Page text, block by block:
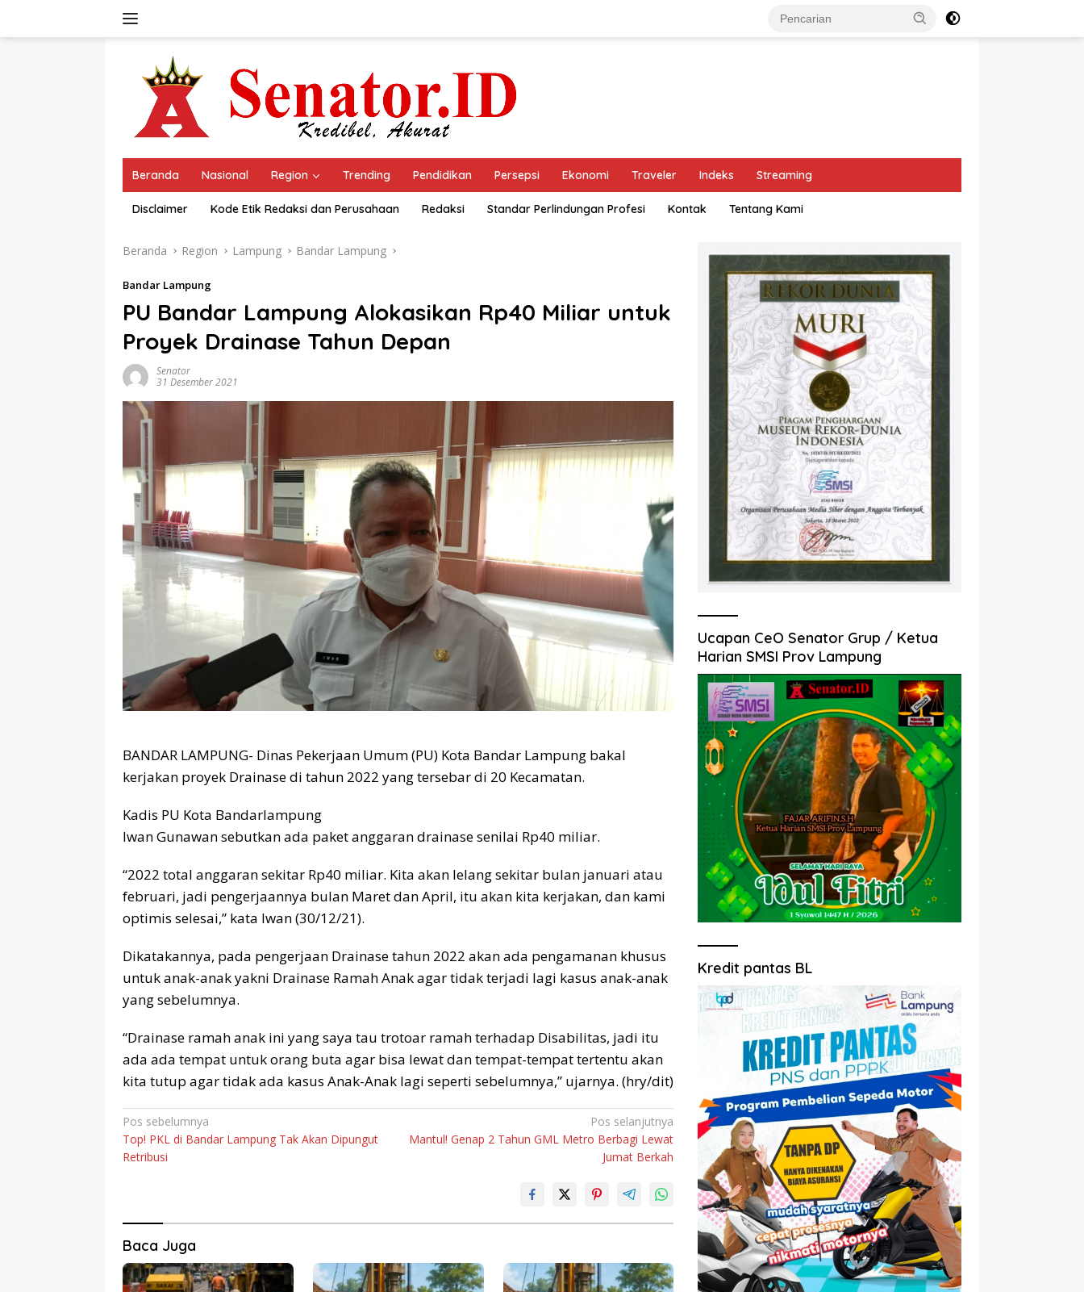
Beranda Nasional Region Trending Pendidikan Persepsi Ekonomi Traveler Indeks Streaming
Disclaimer Kode Etik Redaksi dan Perusahaan Redaksi Standar Perlindungan Profesi Kontak Tentang Kami
Beranda Region Lampung Bandar Lampung
Bandar Lampung
PU Bandar Lampung Alokasikan Rp40 Miliar untuk
Proyek Drainase Tahun Depan
Senator
31 Desember 2021
BANDAR LAMPUNG- Dinas Pekerjaan Umum (PU) Kota Bandar Lampung bakal
kerjakan proyek Drainase di tahun 2022 yang tersebar di 20 Kecamatan.
Kadis PU Kota Bandarlampung
Iwan Gunawan sebutkan ada paket anggaran drainase senilai Rp40 miliar.
“2022 total anggaran sekitar Rp40 miliar. Kita akan lelang sekitar bulan januari atau
februari, jadi pengerjaannya bulan Maret dan April, itu akan kita kerjakan, dan kami
optimis selesai,” kata Iwan (30/12/21).
Dikatakannya, pada pengerjaan Drainase tahun 2022 akan ada pengamanan khusus
untuk anak-anak yakni Drainase Ramah Anak agar tidak terjadi lagi kasus anak-anak
yang sebelumnya.
“Drainase ramah anak ini yang saya tau trotoar ramah terhadap Disabilitas, jadi itu
ada ada tempat untuk orang buta agar bisa lewat dan tempat-tempat tertentu akan
kita tutup agar tidak ada kasus Anak-Anak lagi seperti sebelumnya,” ujarnya. (hry/dit)
Navigasi
pos
Pos sebelumnya
Top! PKL di Bandar Lampung Tak Akan Dipungut
Retribusi
Pos selanjutnya
Mantul! Genap 2 Tahun GML Metro Berbagi Lewat
Jumat Berkah
Baca Juga
Ucapan CeO Senator Grup / Ketua
Harian SMSI Prov Lampung
Kredit pantas BL